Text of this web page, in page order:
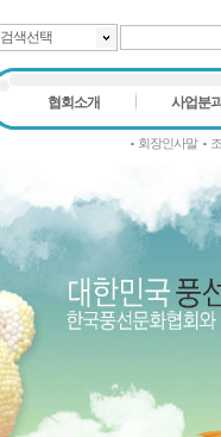
검색선택
협회소개 사업분
회장인사말